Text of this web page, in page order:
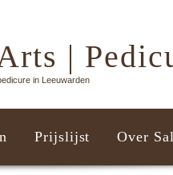
|
in Leeuwarden
Prijslijst Over